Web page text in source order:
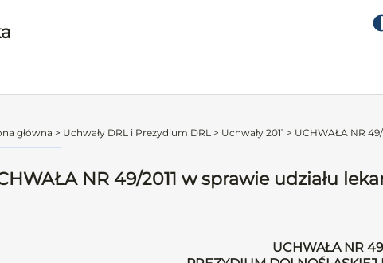
główna > Uchwały DRL i Prezydium DRL > Uchwały 2011 > UCHWAŁA NR
NR 49/2011 w sprawie udziału
UCHWAŁA NR